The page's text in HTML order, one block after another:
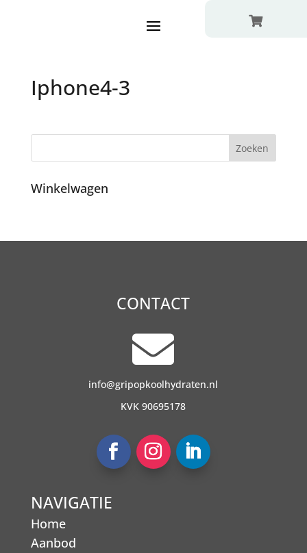

Iphone4-3
Winkelwagen
CONTACT

info@gripopkoolhydraten.nl
KVK 90695178
NAVIGATIE
Home
Aanbod